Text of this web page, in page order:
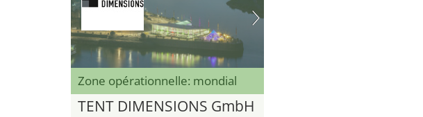
Zone opérationnelle: mondial
TENT DIMENSIONS GmbH